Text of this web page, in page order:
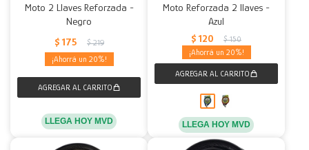
Moto 2 Llaves Reforzada -
Negro
$ 175 $ 219
20
LLEGA HOY MVD
Moto Reforzada 2 llaves -
Azul
$ 120 $ 150
20
LLEGA HOY MVD